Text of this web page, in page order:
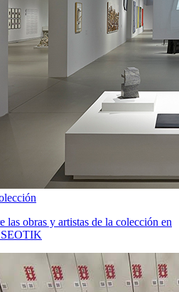
las obras y artistas de la colección en